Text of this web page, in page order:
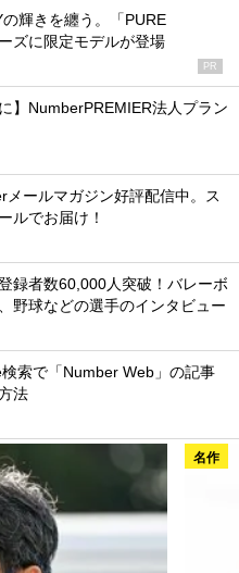
の輝きを纏う。「PURE
ズに限定モデルが登場
PR
】NumberPREMIER法人プラン
メールマガジン好評配信中。ス
ルでお届け！
録者数60,000人突破！バレーボ
野球などの選手のインタビュー
検索で「Number Web」の記事
法
名作